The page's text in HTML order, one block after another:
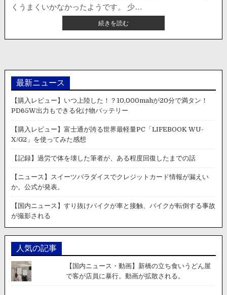
くうまくいかなかったようです。 少…
続きを読む【海
外・
動
続
発！
気
で
の
ち
上
げ
花
が
失
て
で
ク
ラ
最新ニュース
【購入レビュー】いつ上陸した！？10,000mahが20分で満タン！
PD65W出力もできる化け物バッテリー
【購入レビュー】富士通が誇る世界最軽量PC「LIFEBOOK WU-
X/G2」を使ってみた感想
【記録】過労で体を壊した筆者が、ある程度回復したまでの話
【ニュース】スイーツパラダイスでクレジットカード情報が漏えい
か。公式が発表。
【国内ニュース】すり抜けバイクが車と接触、バイクが転倒する事故
が撮影される
人気の記事
【国内ニュース・動画】新橋の立ち食いうどん屋
で客が店員に暴行。動画が拡散される。